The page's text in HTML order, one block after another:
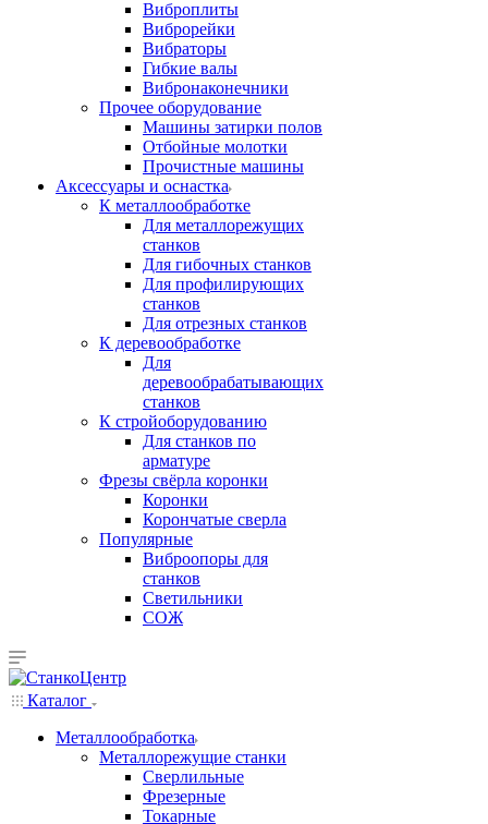
Виброплиты
Виброрейки
Вибраторы
Гибкие валы
Вибронаконечники
Прочее оборудование
Машины затирки полов
Отбойные молотки
Прочистные машины
Аксeccyapы и оснастка
К металлообработке
Для металлорежущих
станков
Для гибочных станков
Для профилирующих
станков
Для отрезных станков
К деревообработке
Для
деревообрабатывающих
станков
К стройоборудованию
Для станков по
арматуре
Фрезы свёрла коронки
Коронки
Корончатые сверла
Популярные
Виброопоры для
станков
Светильники
СОЖ
Каталог
Металлообработка
Металлорежущие станки
Сверлильные
Фрезерные
Токарные